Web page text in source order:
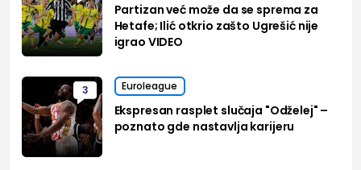
Partizan već može da se sprema za
Hetafe; Ilić otkrio zašto Ugrešić nije
igrao VIDEO
3 Euroleague
Ekspresan rasplet slučaja "Odželej" –
poznato gde nastavlja karijeru